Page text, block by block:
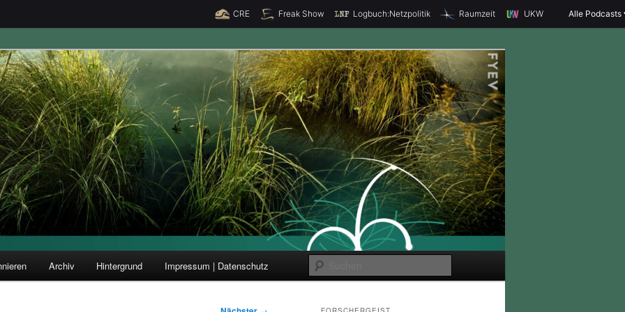
CRE Freak Show Logbuch:Netzpolitik Raumzeit UKW Alle Podcasts
und Forschung
u
Archiv Hintergrund Impressum | Datenschutz